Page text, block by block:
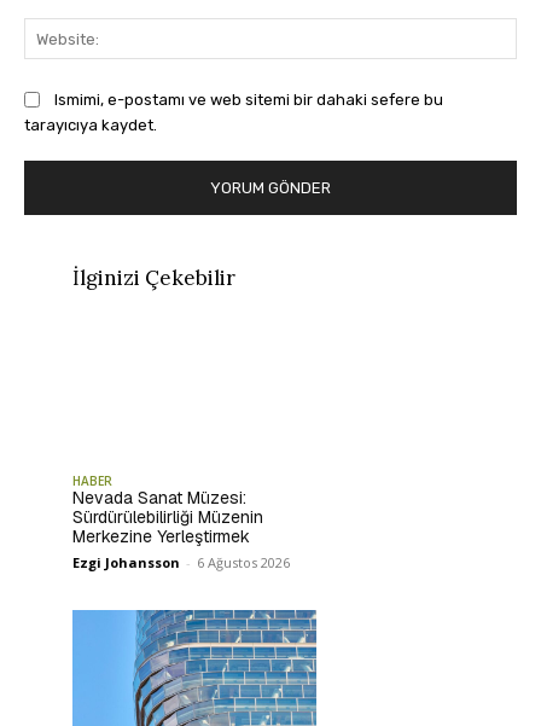
Ismimi, e-postamı ve web sitemi bir dahaki sefere bu
tarayıcıya kaydet.
İlginizi Çekebilir
HABER
Nevada Sanat Müzesi:
Sürdürülebilirliği Müzenin
Merkezine Yerleştirmek
Ezgi Johansson - 6 Ağustos 2026